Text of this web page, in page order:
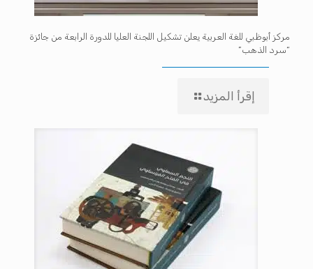
مركز أبوظبي للغة العربية يعلن تشكيل اللجنة العليا للدورة الرابعة من جائزة
“سرد الذهب”
إقرأ المزيد